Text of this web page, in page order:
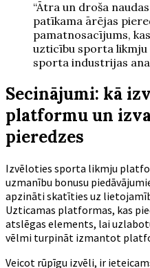
“Ātra un droša
patīkama ārējas
pamatnosacījums,
uzticību sporta likmju
sporta industrijas
Secinājumi: kā
platformu un
pieredzes
Izvēloties sporta likmju
uzmanību bonusu
apzināti skatīties uz
Uzticamas platformas, kas
atslēgas elements, lai
vēlmi turpināt izmantot
Veicot rūpīgu izvēli, ir